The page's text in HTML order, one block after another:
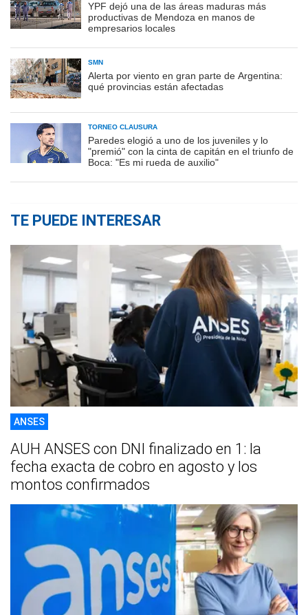
YPF dejó una de las áreas maduras más
productivas de Mendoza en manos de
empresarios locales
SMN
Alerta por viento en gran parte de Argentina:
qué provincias están afectadas
TORNEO CLAUSURA
Paredes elogió a uno de los juveniles y lo
"premió" con la cinta de capitán en el triunfo de
Boca: "Es mi rueda de auxilio"
TE PUEDE INTERESAR
ANSES
AUH ANSES con DNI finalizado en 1: la
fecha exacta de cobro en agosto y los
montos confirmados